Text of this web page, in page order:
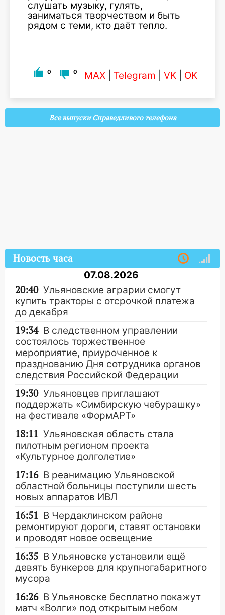
слушать музыку, гулять,
заниматься творчеством и быть
рядом с теми, кто даёт тепло.
0 0 MAX Telegram VK OK
Все выпуски Справедливого телефона
Новость часа
07.08.2026
20:40 Ульяновские аграрии смогут
купить тракторы с отсрочкой платежа
до декабря
19:34 В следственном управлении
состоялось торжественное
мероприятие, приуроченное к
празднованию Дня сотрудника органов
следствия Российской Федерации
19:30 Ульяновцев приглашают
поддержать «Симбирскую чебурашку»
на фестивале «ФормАРТ»
18:11 Ульяновская область стала
пилотным регионом проекта
«Культурное долголетие»
17:16 В реанимацию Ульяновской
областной больницы поступили шесть
новых аппаратов ИВЛ
16:51 В Чердаклинском районе
ремонтируют дороги, ставят остановки
и проводят новое освещение
16:35 В Ульяновске установили ещё
девять бункеров для крупногабаритного
мусора
16:26 В Ульяновске бесплатно покажут
матч «Волги» под открытым небом